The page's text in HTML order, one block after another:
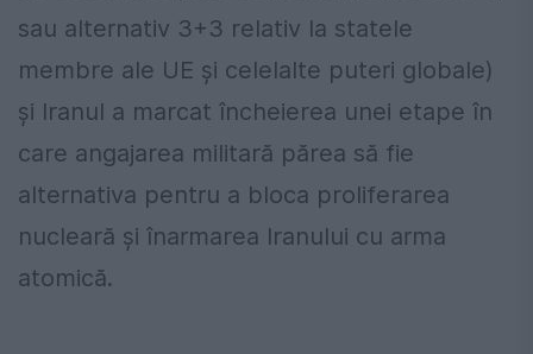
sau alternativ 3+3 relativ la statele
membre ale UE și celelalte puteri globale)
și Iranul a marcat încheierea unei etape în
care angajarea militară părea să fie
alternativa pentru a bloca proliferarea
nucleară și înarmarea Iranului cu arma
atomică.